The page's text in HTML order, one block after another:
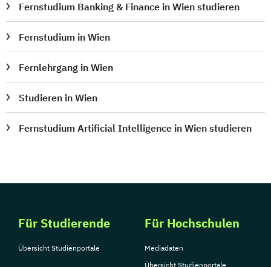
Fernstudium Banking & Finance in Wien studieren
Fernstudium in Wien
Fernlehrgang in Wien
Studieren in Wien
Fernstudium Artificial Intelligence in Wien studieren
Für Studierende
Übersicht Studienportale
Für Hochschulen
Mediadaten
Übersicht Studienportale